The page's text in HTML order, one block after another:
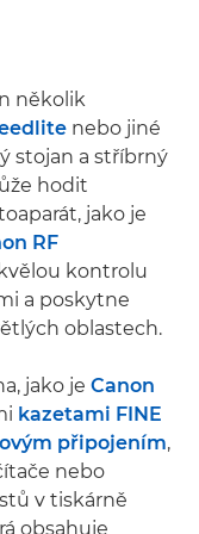
několik
nebo jiné
stojan a stříbrný
hodit
jako je
RF
kontrolu
a poskytne
oblastech.
jako je Canon
kazetami FINE
připojením,
nebo
v tiskárně
obsahuje